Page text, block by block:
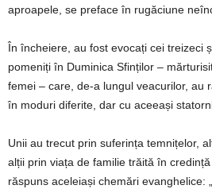
aproapele, se preface în rugăciune
În încheiere, au fost evocați cei treizeci
pomeniți în Duminica Sfinților –
femei – care, de-a lungul veacurilor, au
în moduri diferite, dar cu aceeași
Unii au trecut prin suferința temnițelor,
alții prin viața de familie trăită în
răspuns aceleiași chemări evanghelice: